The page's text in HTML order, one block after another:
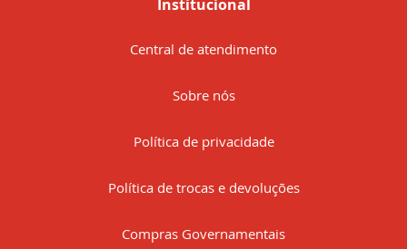
Institucional
Central de atendimento
Sobre nós
Política de privacidade
Política de trocas e devoluções
Compras Governamentais